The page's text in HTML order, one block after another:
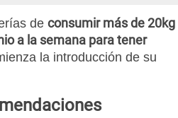
de consumir más de 20kg
a la semana para tener
la introducción de su